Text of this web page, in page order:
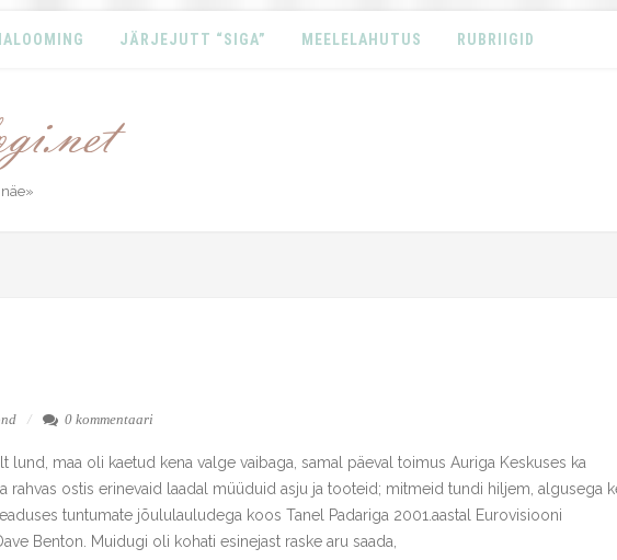
JÄRJEJUTT “SIGA” MEELELAHUTUS RUBRIIGID
0 kommentaari
maa oli kaetud kena valge vaibaga, samal päeval toimus Auriga Keskuses ka
rahvas ostis erinevaid laadal müüduid asju ja tooteid; mitmeid tundi hiljem, algusega
tuntumate jõululauludega koos Tanel Padariga 2001.aastal Eurovisiooni
Benton. Muidugi oli kohati esinejast raske aru saada,